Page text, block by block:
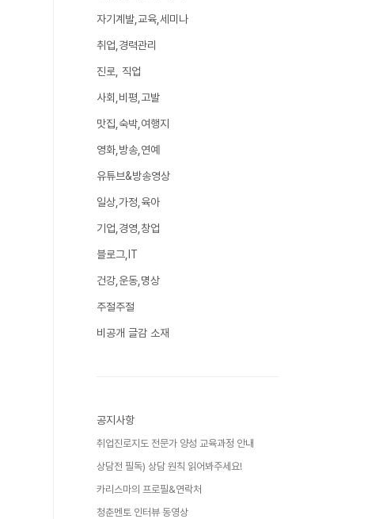
자기계발,교육,세미나
취업,경력관리
진로, 직업
사회,비평,고발
맛집,숙박,여행지
영화,방송,연예
유튜브&방송영상
일상,가정,육아
기업,경영,창업
블로그,IT
건강,운동,명상
주절주절
비공개 글감 소재
공지사항
취업진로지도 전문가 양성 교육과정 안내
상담전 필독) 상담 원칙 읽어봐주세요!
카리스마의 프로필&연락처
청춘멘토 인터뷰 동영상